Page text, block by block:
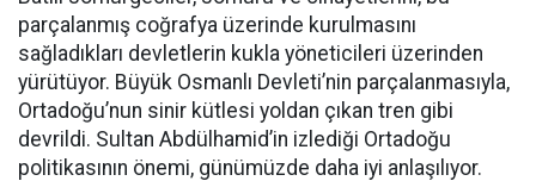
parçalanmış coğrafya üzerinde kurulmasını
sağladıkları devletlerin kukla yöneticileri üzerinden
yürütüyor. Büyük Osmanlı Devleti’nin parçalanmasıyla,
Ortadoğu’nun sinir kütlesi yoldan çıkan tren gibi
devrildi. Sultan Abdülhamid’in izlediği Ortadoğu
politikasının önemi, günümüzde daha iyi anlaşılıyor.